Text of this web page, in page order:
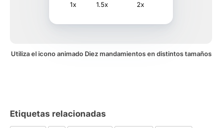
1x 1.5x 2x
Utiliza el icono animado Diez mandamientos en distintos tamaños
Etiquetas relacionadas